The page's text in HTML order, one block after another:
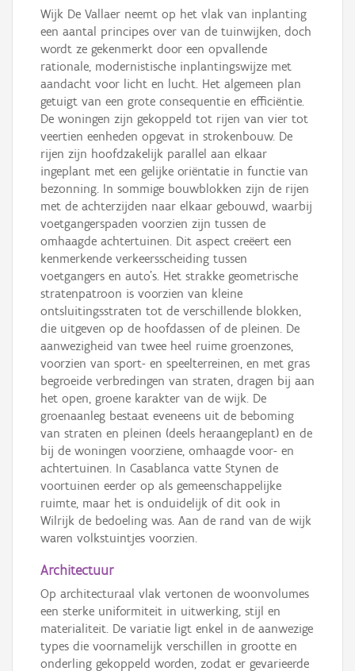
Wijk De Vallaer neemt op het vlak van inplanting
een aantal principes over van de tuinwijken, doch
wordt ze gekenmerkt door een opvallende
rationale, modernistische inplantingswijze met
aandacht voor licht en lucht. Het algemeen plan
getuigt van een grote consequentie en efficiëntie.
De woningen zijn gekoppeld tot rijen van vier tot
veertien eenheden opgevat in strokenbouw. De
rijen zijn hoofdzakelijk parallel aan elkaar
ingeplant met een gelijke oriëntatie in functie van
bezonning. In sommige bouwblokken zijn de rijen
met de achterzijden naar elkaar gebouwd, waarbij
voetgangerspaden voorzien zijn tussen de
omhaagde achtertuinen. Dit aspect creëert een
kenmerkende verkeersscheiding tussen
voetgangers en auto’s. Het strakke geometrische
stratenpatroon is voorzien van kleine
ontsluitingsstraten tot de verschillende blokken,
die uitgeven op de hoofdassen of de pleinen. De
aanwezigheid van twee heel ruime groenzones,
voorzien van sport- en speelterreinen, en met gras
begroeide verbredingen van straten, dragen bij aan
het open, groene karakter van de wijk. De
groenaanleg bestaat eveneens uit de beboming
van straten en pleinen (deels heraangeplant) en de
bij de woningen voorziene, omhaagde voor- en
achtertuinen. In Casablanca vatte Stynen de
voortuinen eerder op als gemeenschappelijke
ruimte, maar het is onduidelijk of dit ook in
Wilrijk de bedoeling was. Aan de rand van de wijk
waren volkstuintjes voorzien.
Architectuur
Op architecturaal vlak vertonen de woonvolumes
een sterke uniformiteit in uitwerking, stijl en
materialiteit. De variatie ligt enkel in de aanwezige
types die voornamelijk verschillen in grootte en
onderling gekoppeld worden, zodat er gevarieerde